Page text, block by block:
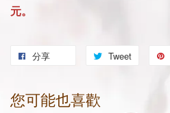
元。
分享 Tweet
您可能也喜歡